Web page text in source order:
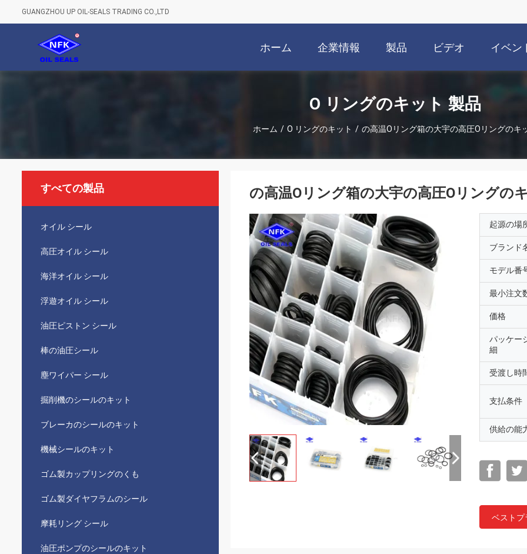
GUANGZHOU UP OIL-SEALS TRADING CO.,LTD
ホーム 企業情報 製品 ビデオ イベン
O リングのキット 製品
ホーム / O リングのキット / の高温Oリング箱の大宇の高圧Oリングのキ
すべての製品
オイル シール
高圧オイル シール
海洋オイル シール
浮遊オイル シール
油圧ピストン シール
棒の油圧シール
塵ワイパー シール
掘削機のシールのキット
ブレーカのシールのキット
機械シールのキット
ゴム製カップリングのくも
ゴム製ダイヤフラムのシール
摩耗リング シール
油圧ポンプのシールのキット
の高温Oリング箱の大宇の高圧Oリングの
起源の場
ブランド
モデル番
最小注文
価格
パッケー
細
受渡し時
支払条件
供給の能
ベストプ